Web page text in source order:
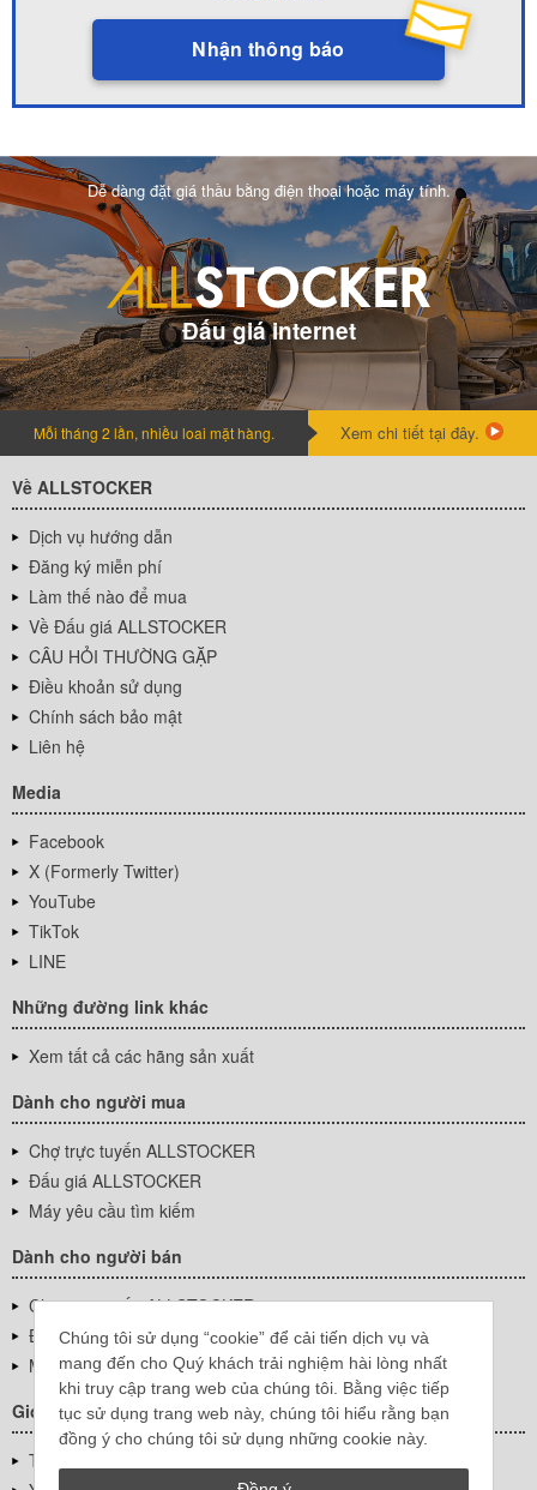
Chúng tôi sử dụng “cookie” để cải tiến dịch vụ và
mang đến cho Quý khách trải nghiệm hài lòng nhất
khi truy cập trang web của chúng tôi. Bằng việc tiếp
tục sử dụng trang web này, chúng tôi hiểu rằng bạn
đồng ý cho chúng tôi sử dụng những cookie này.
Nhận thông báo
Dễ dàng đặt giá thầu bằng điện thoại hoặc máy tính.
Đấu giá internet
Mỗi tháng 2 lần, nhiều loai mặt hàng. Xem chi tiết tại đây.
Về ALLSTOCKER
Dịch vụ hướng dẫn
Đăng ký miễn phí
Làm thế nào để mua
Về Đấu giá ALLSTOCKER
CÂU HỎI THƯỜNG GẶP
Điều khoản sử dụng
Chính sách bảo mật
Liên hệ
Media
Facebook
X (Formerly Twitter)
YouTube
TikTok
LINE
Những đường link khác
Xem tất cả các hãng sản xuất
Dành cho người mua
Chợ trực tuyến ALLSTOCKER
Đấu giá ALLSTOCKER
Máy yêu cầu tìm kiếm
Dành cho người bán
Chợ trực tuyến ALLSTOCKER
Đấu giá ALLSTOCKER
Máy yêu cầu tìm kiếm
Giới thiệu công ty
Thông tin về doanh nghiệp